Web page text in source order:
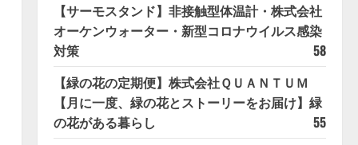
【サーモスタンド】非接触型体温計・株式会社
オーケンウォーター・新型コロナウイルス感染
対策
58
【緑の花の定期便】株式会社ＱＵＡＮＴＵＭ
【月に一度、緑の花とストーリーをお届け】緑
の花がある暮らし
55